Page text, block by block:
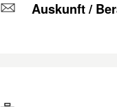
Auskunft /